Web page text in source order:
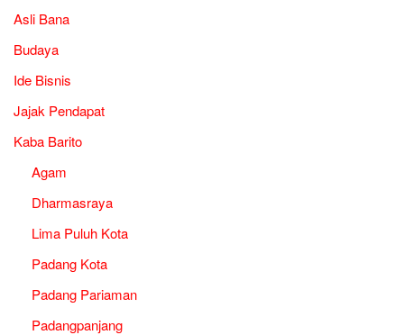
Asli Bana
Budaya
Ide Bisnis
Jajak Pendapat
Kaba Barito
Agam
Dharmasraya
Lima Puluh Kota
Padang Kota
Padang Pariaman
Padangpanjang